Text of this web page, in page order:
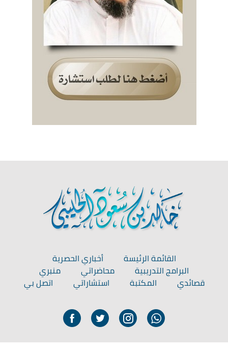
القائمة الرئيسة
أخباري الحصرية
البرامج التدريبية
محاضراتي
منبري
قصائدي
المكتبة استشاراتي اتصل بي